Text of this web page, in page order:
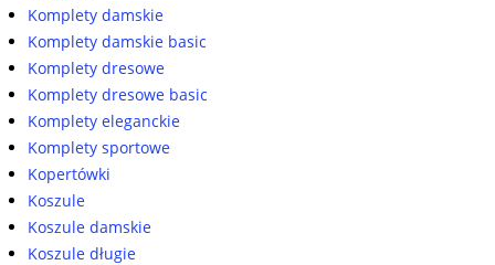
Komplety damskie
Komplety damskie basic
Komplety dresowe
Komplety dresowe basic
Komplety eleganckie
Komplety sportowe
Kopertówki
Koszule
Koszule damskie
Koszule długie